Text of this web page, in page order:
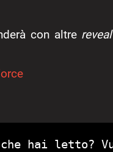
con altre reveal
hai letto?